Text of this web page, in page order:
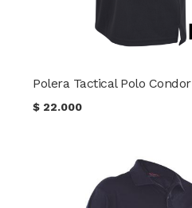
Polera Tactical Polo Condor
$ 22.000